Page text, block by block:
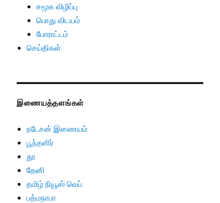
சமூக விழிப்பு
பொது விடயம்
போராட்டம்
செய்திகள்
இணையத்தளங்கள்
நடேசன் இணையம்
பூந்தளிர்
தூ
தேனி
தமிழ் நியூஸ் வெப்
பத்மநாபா